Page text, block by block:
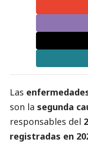
Las
son la segunda
responsables del
registradas en